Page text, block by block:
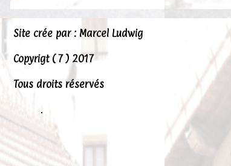
Site crée par : Marcel Ludwig
Copyrigt ( 7 ) 2017
Tous droits réservés
.